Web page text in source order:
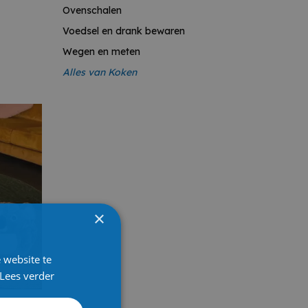
Ovenschalen
Voedsel en drank bewaren
Wegen en meten
Alles van Koken
×
website te
Lees verder